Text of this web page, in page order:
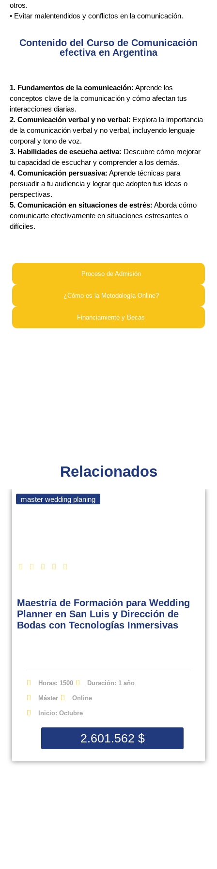
otros.
• Evitar malentendidos y conflictos en la comunicación.
Contenido del Curso de Comunicación
efectiva en Argentina
1. Fundamentos de la comunicación: Aprende los
conceptos clave de la comunicación y cómo afectan tus
interacciones diarias.
2. Comunicación verbal y no verbal: Explora la importancia
de la comunicación verbal y no verbal, incluyendo lenguaje
corporal y tono de voz.
3. Habilidades de escucha activa: Descubre cómo mejorar
tu capacidad de escuchar y comprender a los demás.
4. Comunicación persuasiva: Aprende técnicas para
persuadir a tu audiencia y lograr que adopten tus ideas o
perspectivas.
5. Comunicación en situaciones de estrés: Aborda cómo
comunicarte efectivamente en situaciones estresantes o
difíciles.
Proceso de Admisión​
¿Cómo es la Metodología Online?​
Financiamiento y Becas​
Relacionados
master wedding planing
Maestría de Formación para Wedding
Planner en San Luis y Dirección de
Bodas con Tecnologías Inmersivas
Horas: 1500 Duración: 1 año
Máster Online
Inicio: Octubre
2.601.562 $